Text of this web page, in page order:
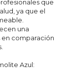
que
ya que el
una
comparación
Azul: